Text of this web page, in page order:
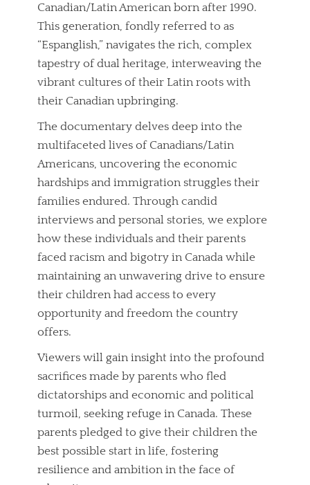
Canadian/Latin American born after 1990.
This generation, fondly referred to as
“Espanglish,” navigates the rich, complex
tapestry of dual heritage, interweaving the
vibrant cultures of their Latin roots with
their Canadian upbringing.
The documentary delves deep into the
multifaceted lives of Canadians/Latin
Americans, uncovering the economic
hardships and immigration struggles their
families endured. Through candid
interviews and personal stories, we explore
how these individuals and their parents
faced racism and bigotry in Canada while
maintaining an unwavering drive to ensure
their children had access to every
opportunity and freedom the country
offers.
Viewers will gain insight into the profound
sacrifices made by parents who fled
dictatorships and economic and political
turmoil, seeking refuge in Canada. These
parents pledged to give their children the
best possible start in life, fostering
resilience and ambition in the face of